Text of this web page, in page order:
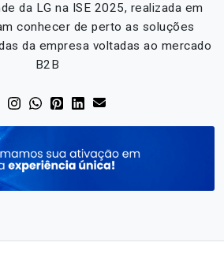
da LG na ISE 2025, realizada em
conhecer de perto as soluções
da empresa voltadas ao mercado
B2B